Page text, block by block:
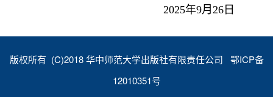
2025年9月26日
版权所有 (C)2018 华中师范大学出版社有限责任公司 鄂ICP备
12010351号